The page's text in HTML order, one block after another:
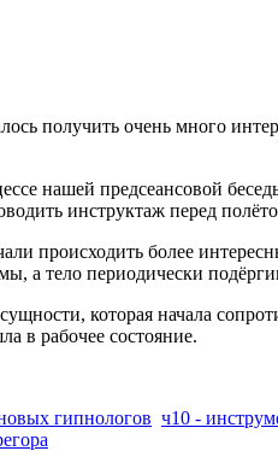
получить очень много
нашей предсеансовой
инструктаж перед
происходить более
а тело периодически
которая начала
в рабочее состояние.
гипнологов ч10 -